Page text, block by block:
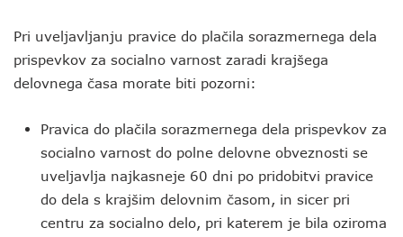
Pri uveljavljanju pravice do plačila sorazmernega dela
prispevkov za socialno varnost zaradi krajšega
delovnega časa morate biti pozorni:
Pravica do plačila sorazmernega dela prispevkov za
socialno varnost do polne delovne obveznosti se
uveljavlja najkasneje 60 dni po pridobitvi pravice
do dela s krajšim delovnim časom, in sicer pri
centru za socialno delo, pri katerem je bila oziroma